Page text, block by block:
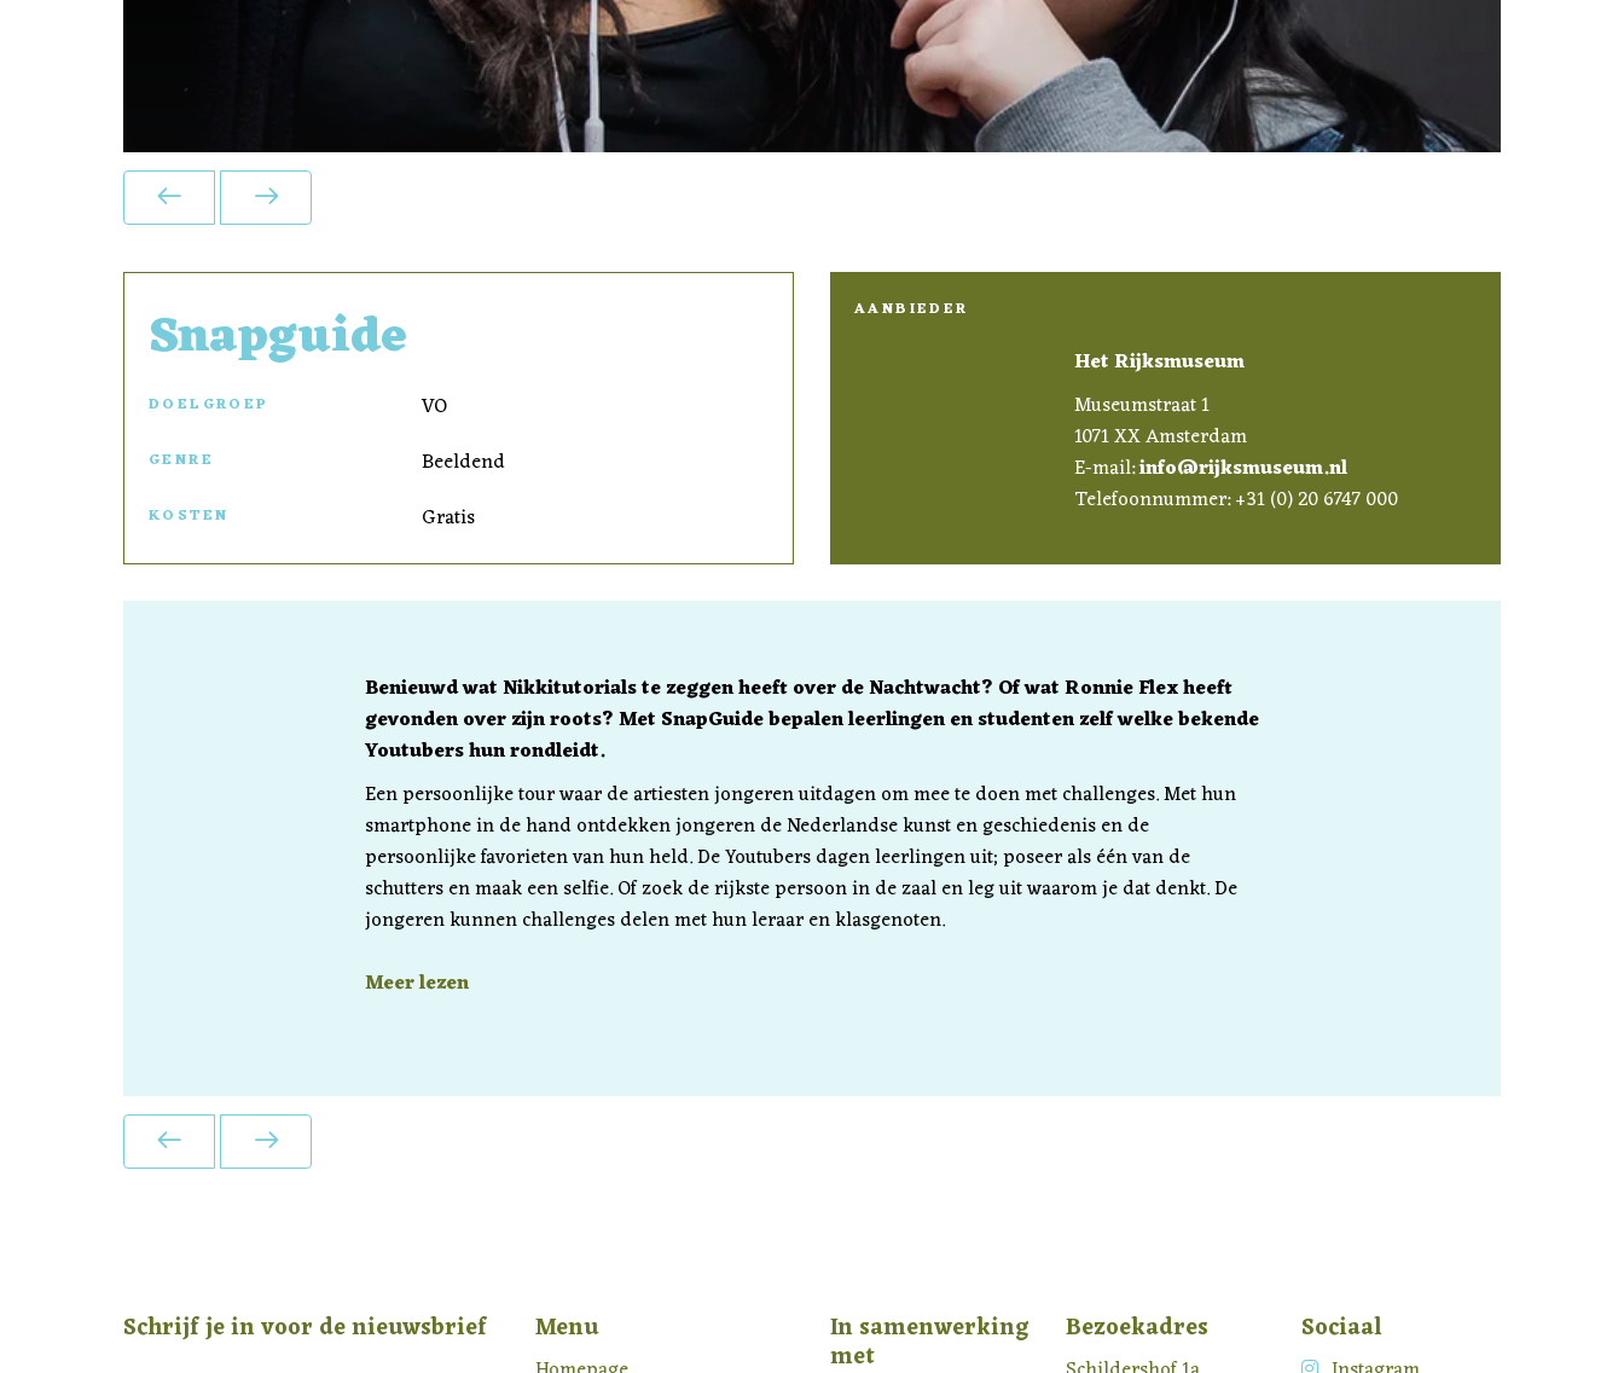
Snapguide
DOELGROEP VO
GENRE Beeldend
KOSTEN Gratis
AANBIEDER
Het Rijksmuseum
Museumstraat 1
1071 XX Amsterdam
E-mail:info@rijksmuseum.nl
Telefoonnummer: +31 (0) 20 6747 000
Benieuwd wat Nikkitutorials te zeggen heeft over de Nachtwacht? Of wat Ronnie Flex heeft
gevonden over zijn roots? Met SnapGuide bepalen leerlingen en studenten zelf welke bekende
Youtubers hun rondleidt.
Een persoonlijke tour waar de artiesten jongeren uitdagen om mee te doen met challenges. Met hun
smartphone in de hand ontdekken jongeren de Nederlandse kunst en geschiedenis en de
persoonlijke favorieten van hun held. De Youtubers dagen leerlingen uit; poseer als één van de
schutters en maak een selfie. Of zoek de rijkste persoon in de zaal en leg uit waarom je dat denkt. De
jongeren kunnen challenges delen met hun leraar en klasgenoten.
Meer lezen
Schrijf je in voor de nieuwsbrief Menu In samenwerking
met
Bezoekadres Sociaal